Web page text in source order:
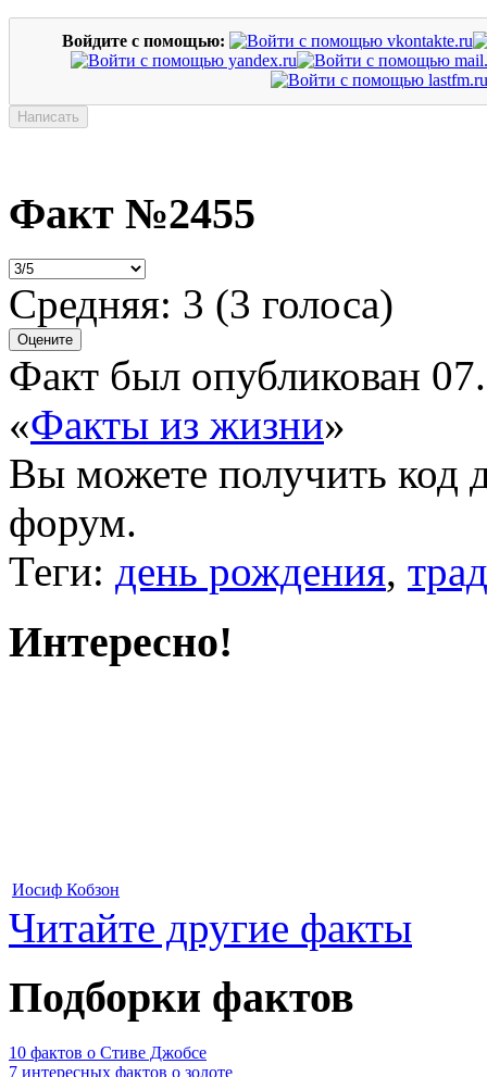
Войдите с помощью:
Факт №2455
Средняя: 3 (3 голоса)
Факт был опубликован
«Факты из жизни»
Вы можете получить код
форум.
Теги: день рождения,
Интересно!
Иосиф Кобзон
Читайте другие факты
Подборки фактов
10 фактов о Стиве Джобсе
7 интересных фактов о золоте